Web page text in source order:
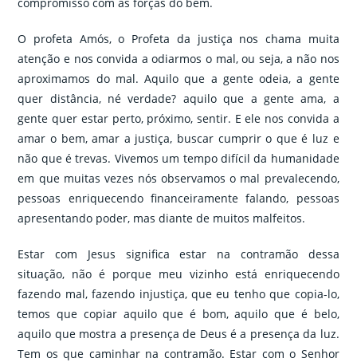
O profeta Amós, o Profeta da justiça nos chama muita
atenção e nos convida a odiarmos o mal, ou seja, a não nos
aproximamos do mal. Aquilo que a gente odeia, a gente
quer distância, né verdade? aquilo que a gente ama, a
gente quer estar perto, próximo, sentir. E ele nos convida a
amar o bem, amar a justiça, buscar cumprir o que é luz e
não que é trevas. Vivemos um tempo difícil da humanidade
em que muitas vezes nós observamos o mal prevalecendo,
pessoas enriquecendo financeiramente falando, pessoas
apresentando poder, mas diante de muitos malfeitos.
Estar com Jesus significa estar na contramão dessa
situação, não é porque meu vizinho está enriquecendo
fazendo mal, fazendo injustiça, que eu tenho que copia-lo,
temos que copiar aquilo que é bom, aquilo que é belo,
aquilo que mostra a presença de Deus é a presença da luz.
Tem os que caminhar na contramão. Estar com o Senhor